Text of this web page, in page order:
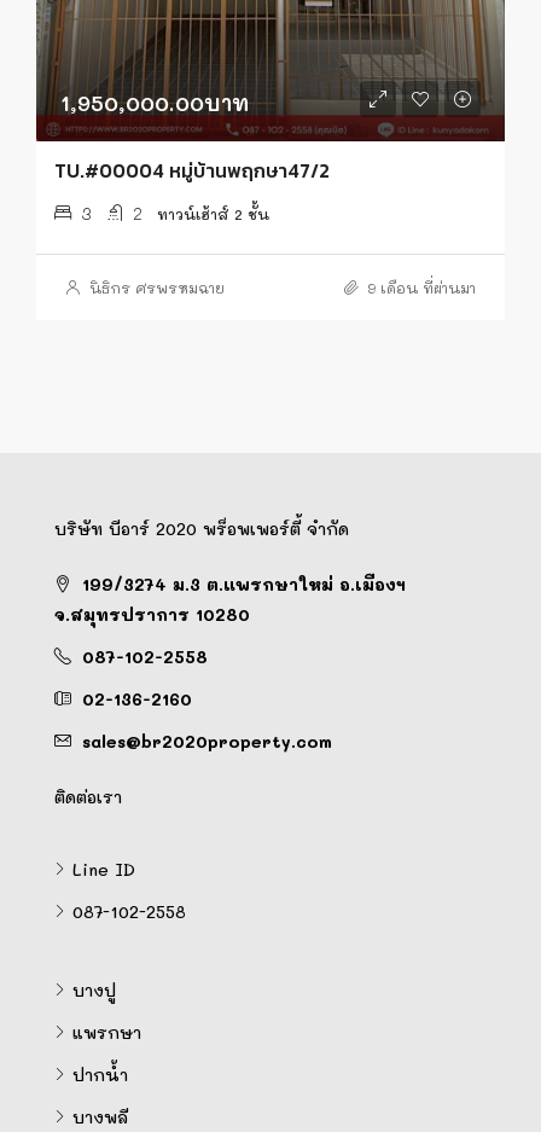
1,950,000.00บาท
TU.#00004 หมู่บ้านพฤกษา47/2
3 2 ทาวน์เฮ้าส์ 2 ชั้น
นิธิกร ศรพรหมฉาย 9 เดือน ที่ผ่านมา
บริษัท บีอาร์ 2020 พร็อพเพอร์ตี้ จำกัด
199/3274 ม.3 ต.แพรกษาใหม่ อ.เมืองฯ
จ.สมุทรปราการ 10280
087-102-2558
02-136-2160
sales@br2020property.com
ติดต่อเรา
Line ID
087-102-2558
บางปู
แพรกษา
ปากน้ำ
บางพลี